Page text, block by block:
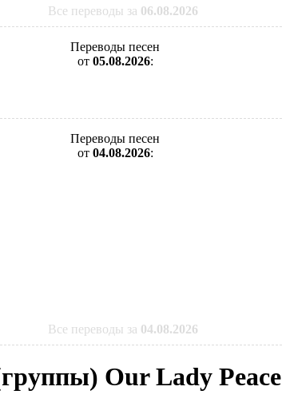
Все переводы за 06.08.2026
Переводы песен
от 05.08.2026:
Переводы песен
от 04.08.2026:
Все переводы за 04.08.2026
Our Lady Peace